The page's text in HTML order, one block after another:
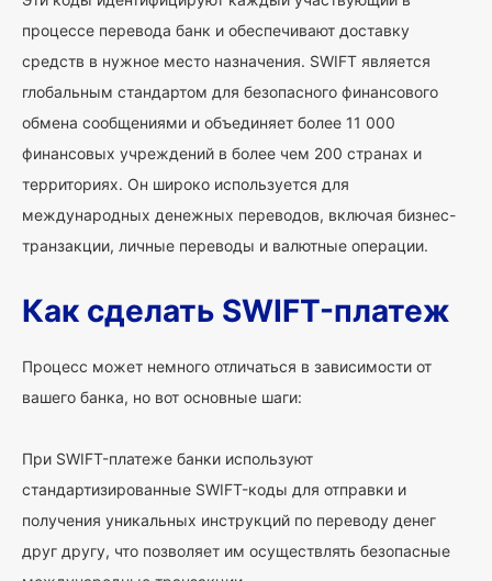
процессе перевода банк и обеспечивают доставку
средств в нужное место назначения. SWIFT является
глобальным стандартом для безопасного финансового
обмена сообщениями и объединяет более 11 000
финансовых учреждений в более чем 200 странах и
территориях. Он широко используется для
международных денежных переводов, включая бизнес-
транзакции, личные переводы и валютные операции.
Как сделать SWIFT-платеж
Процесс может немного отличаться в зависимости от
вашего банка, но вот основные шаги:
При SWIFT-платеже банки используют
стандартизированные SWIFT-коды для отправки и
получения уникальных инструкций по переводу денег
друг другу, что позволяет им осуществлять безопасные